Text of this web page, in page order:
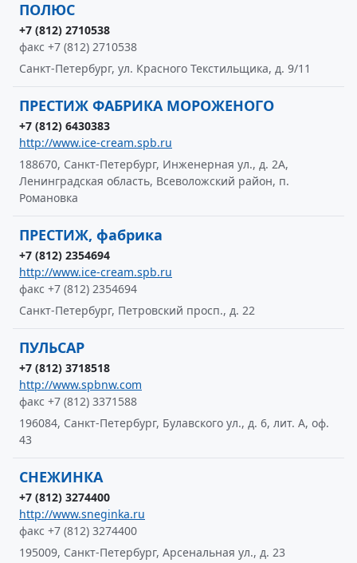
ПОЛЮС
+7 (812) 2710538
факс +7 (812) 2710538
Санкт-Петербург, ул. Красного Текстильщика, д. 9/11
ПРЕСТИЖ ФАБРИКА МОРОЖЕНОГО
+7 (812) 6430383
http://www.ice-cream.spb.ru
188670, Санкт-Петербург, Инженерная ул., д. 2А,
Ленинградская область, Всеволожский район, п.
Романовка
ПРЕСТИЖ, фабрика
+7 (812) 2354694
http://www.ice-cream.spb.ru
факс +7 (812) 2354694
Санкт-Петербург, Петровский просп., д. 22
ПУЛЬСАР
+7 (812) 3718518
http://www.spbnw.com
факс +7 (812) 3371588
196084, Санкт-Петербург, Булавского ул., д. 6, лит. А, оф.
43
СНЕЖИНКА
+7 (812) 3274400
http://www.sneginka.ru
факс +7 (812) 3274400
195009, Санкт-Петербург, Арсенальная ул., д. 23